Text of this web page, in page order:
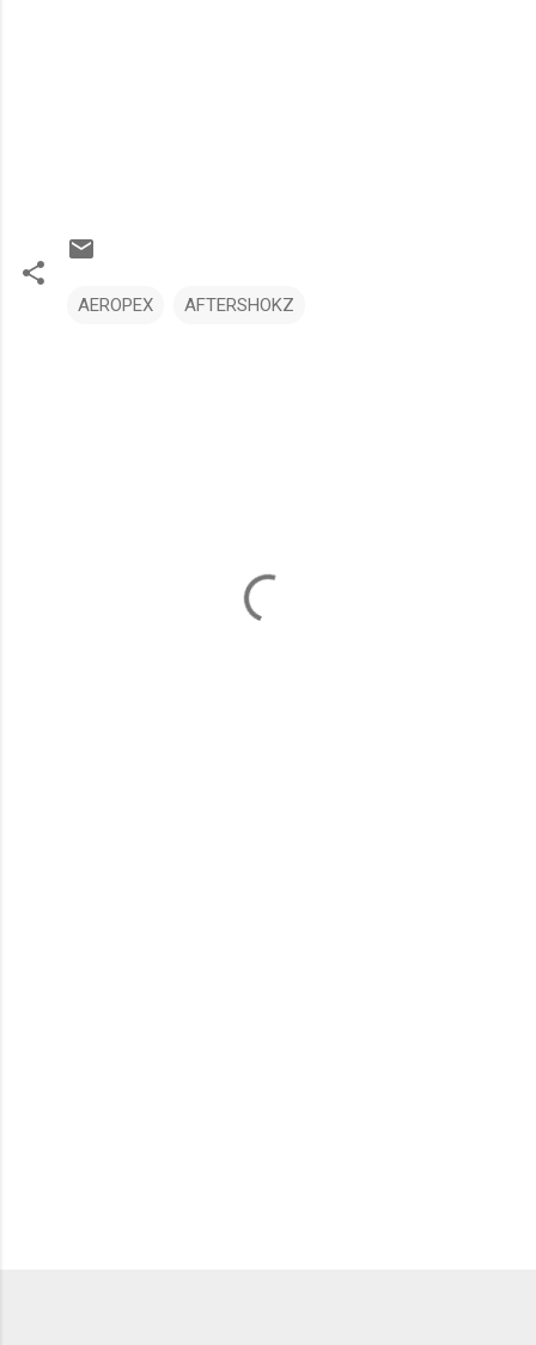
AEROPEX AFTERSHOKZ